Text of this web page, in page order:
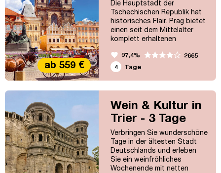
Die Hauptstadt der
Tschechischen Republik hat
historisches Flair. Prag bietet
einen seit dem Mittelalter
komplett erhaltenen
Weltkulturerbe) – das ist
einzigartig unter den
Großstädten Europas.
Außerdem fasziniert die
einzigartige Lage an der
Moldau mit den über dreißig
Brücken, die diese
überspannen. Bestes Bier
verführen zum...
ab 559 €
favorite 97,4%
2665
4
Tage
Wein & Kultur in
Trier - 3 Tage
Verbringen Sie wunderschöne
Tage in der ältesten Stadt
Deutschlands und erleben
Sie ein weinfröhliches
Wochenende mit netten